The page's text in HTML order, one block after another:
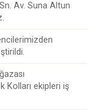
Av. Suna Altun
Kolları ekipleri iş